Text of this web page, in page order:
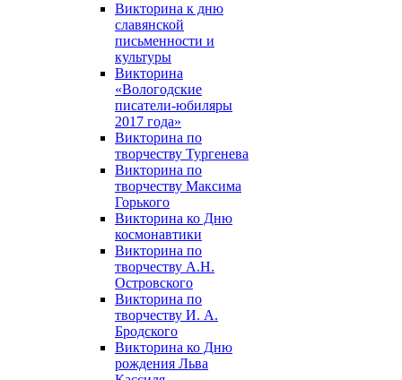
Викторина к дню
славянской
письменности и
культуры
Викторина
«Вологодские
писатели-юбиляры
2017 года»
Викторина по
творчеству Тургенева
Викторина по
творчеству Максима
Горького
Викторина ко Дню
космонавтики
Викторина по
творчеству А.Н.
Островского
Викторина по
творчеству И. А.
Бродского
Викторина ко Дню
рождения Льва